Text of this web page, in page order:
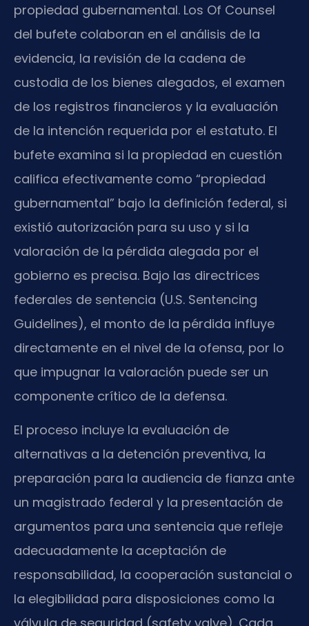
propiedad gubernamental. Los Of Counsel
del bufete colaboran en el análisis de la
evidencia, la revisión de la cadena de
custodia de los bienes alegados, el examen
de los registros financieros y la evaluación
de la intención requerida por el estatuto. El
bufete examina si la propiedad en cuestión
califica efectivamente como “propiedad
gubernamental” bajo la definición federal, si
existió autorización para su uso y si la
valoración de la pérdida alegada por el
gobierno es precisa. Bajo las directrices
federales de sentencia (U.S. Sentencing
Guidelines), el monto de la pérdida influye
directamente en el nivel de la ofensa, por lo
que impugnar la valoración puede ser un
componente crítico de la defensa.
El proceso incluye la evaluación de
alternativas a la detención preventiva, la
preparación para la audiencia de fianza ante
un magistrado federal y la presentación de
argumentos para una sentencia que refleje
adecuadamente la aceptación de
responsabilidad, la cooperación sustancial o
la elegibilidad para disposiciones como la